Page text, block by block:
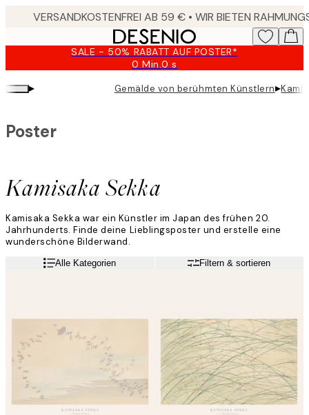
SALE - 50% RABATT AUF POSTER*
0 Min.0 s
Gültig
2026-
▸ Gemälde von berühmten Künstlern▸
Kamisaka Sekka
Poster
Kamisaka Sekka war ein Künstler im Japan des frühen 20.
Jahrhunderts. Finde deine Lieblingsposter und erstelle eine
wunderschöne Bilderwand.
Alle Kategorien Filtern & sortieren